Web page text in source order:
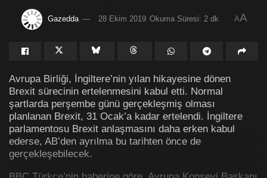
Gazedda 28 Ekim 2019 Okuma Süresi: 2 dk AA
Avrupa Birliği, İngiltere’nin yılan hikayesine dönen
Brexit sürecinin ertelenmesini kabul etti. Normal
şartlarda perşembe günü gerçekleşmiş olması
planlanan Brexit, 31 Ocak’a kadar ertelendi. İngiltere
parlamentosu Brexit anlaşmasını daha erken kabul
ederse, AB’den ayrılma bu tarihten önce de
gerçekleşebilecek.